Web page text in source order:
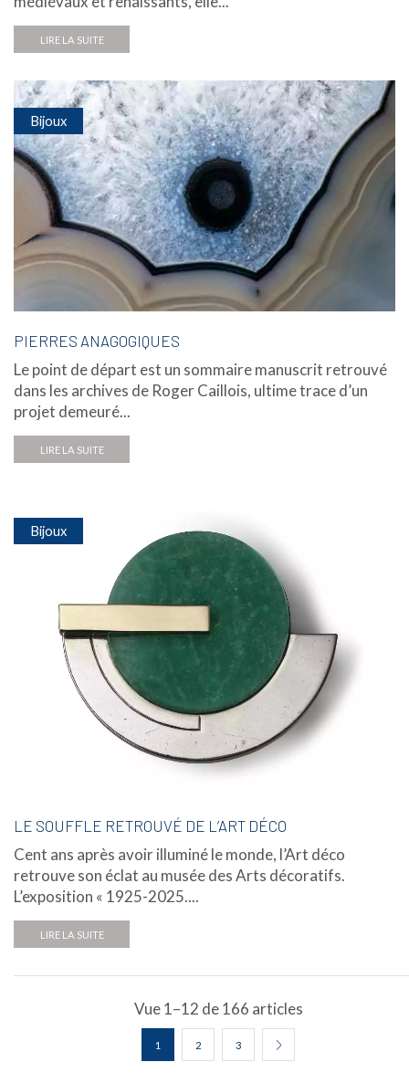
LIRE LA SUITE
Bijoux
PIERRES ANAGOGIQUES
Le point de départ est un sommaire manuscrit retrouvé
dans les archives de Roger Caillois, ultime trace d’un
projet demeuré...
LIRE LA SUITE
Bijoux
LE SOUFFLE RETROUVÉ DE L’ART DÉCO
Cent ans après avoir illuminé le monde, l’Art déco
retrouve son éclat au musée des Arts décoratifs.
L’exposition « 1925-2025....
LIRE LA SUITE
Vue 1–12 de 166 articles
1 2 3